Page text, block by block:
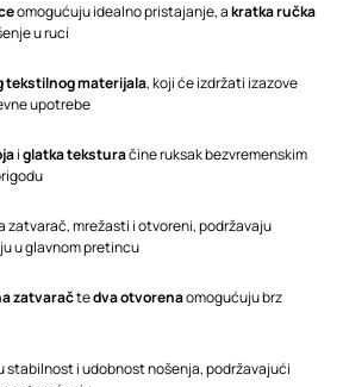
omogućuju idealno pristajanje, akratka ručka
u ruci
tekstilnog materijala, koji će izdržati izazove
upotrebe
iglatka teksturačine ruksak bezvremenskim
zatvarač, mrežasti i otvoreni, podržavaju
u glavnom pretincu
zatvaračtedva otvorenaomogućuju brz
stabilnost i udobnost nošenja, podržavajući